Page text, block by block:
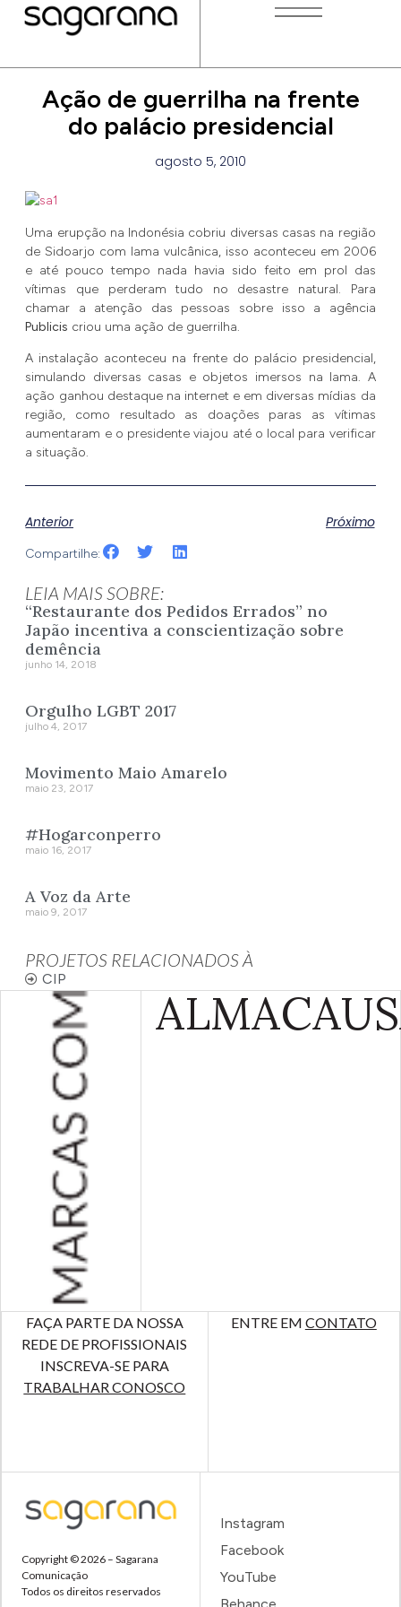
Ação de guerrilha na frente
do palácio presidencial
agosto 5, 2010
Uma erupção na Indonésia cobriu diversas casas na região
de Sidoarjo com lama vulcânica, isso aconteceu em 2006
e até pouco tempo nada havia sido feito em prol das
vítimas que perderam tudo no desastre natural. Para
chamar a atenção das pessoas sobre isso a agência
Publicis criou uma ação de guerrilha.
A instalação aconteceu na frente do palácio presidencial,
simulando diversas casas e objetos imersos na lama. A
ação ganhou destaque na internet e em diversas mídias da
região, como resultado as doações paras as vítimas
aumentaram e o presidente viajou até o local para verificar
a situação.
Anterior Próximo
Compartilhe:
LEIA MAIS SOBRE:
“Restaurante dos Pedidos Errados” no
Japão incentiva a conscientização sobre
demência
junho 14, 2018
Orgulho LGBT 2017
julho 4, 2017
Movimento Maio Amarelo
maio 23, 2017
#Hogarconperro
maio 16, 2017
A Voz da Arte
maio 9, 2017
PROJETOS RELACIONADOS À
CIP
ALMA
FAÇA PARTE DA NOSSA
REDE DE PROFISSIONAIS
INSCREVA-SE PARA
TRABALHAR CONOSCO
ENTRE EM CONTATO
Copyright © 2026 – Sagarana
Comunicação
Todos os direitos reservados
Instagram
Facebook
YouTube